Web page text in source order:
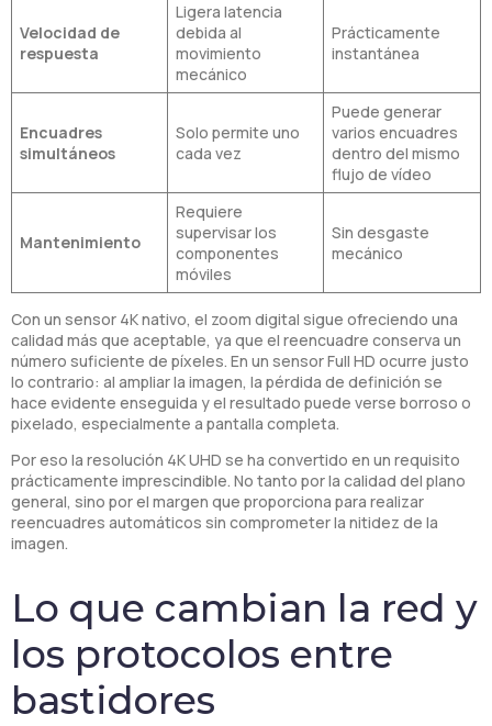
Velocidad de
respuesta
Ligera latencia
debida al
movimiento
mecánico
Prácticamente
instantánea
Encuadres
simultáneos
Solo permite uno
cada vez
Puede generar
varios encuadres
dentro del mismo
flujo de vídeo
Mantenimiento
Requiere
supervisar los
componentes
móviles
Sin desgaste
mecánico
Con un sensor 4K nativo, el zoom digital sigue ofreciendo una
calidad más que aceptable, ya que el reencuadre conserva un
número suficiente de píxeles. En un sensor Full HD ocurre justo
lo contrario: al ampliar la imagen, la pérdida de definición se
hace evidente enseguida y el resultado puede verse borroso o
pixelado, especialmente a pantalla completa.
Por eso la resolución 4K UHD se ha convertido en un requisito
prácticamente imprescindible. No tanto por la calidad del plano
general, sino por el margen que proporciona para realizar
reencuadres automáticos sin comprometer la nitidez de la
imagen.
Lo que cambian la red y
los protocolos entre
bastidores